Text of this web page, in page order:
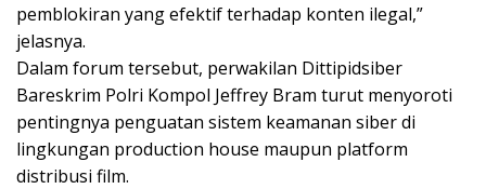
pemblokiran yang efektif terhadap konten ilegal,”
jelasnya.
Dalam forum tersebut, perwakilan Dittipidsiber
Bareskrim Polri Kompol Jeffrey Bram turut menyoroti
pentingnya penguatan sistem keamanan siber di
lingkungan production house maupun platform
distribusi film.